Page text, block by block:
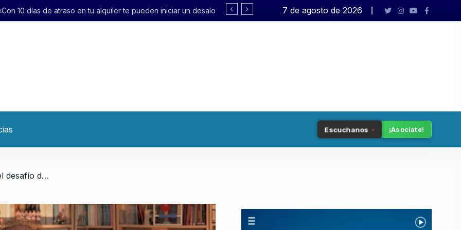
te pueden iniciar un desalojo exprés» Democracia en peligro
7 de agosto de 2026
Escuchanos ¡Asociate!
/ Granovsky: «Massa tiene el desafío de traccionar a la militancia»